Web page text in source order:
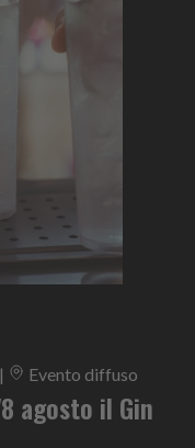
| Evento diffuso
agosto il Gin